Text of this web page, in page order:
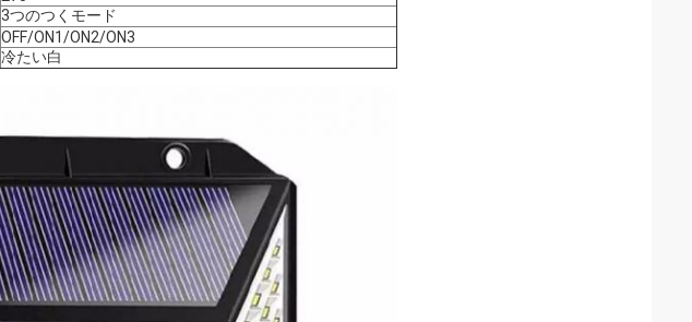
3つのつくモード
OFF/ON1/ON2/ON3
冷たい白